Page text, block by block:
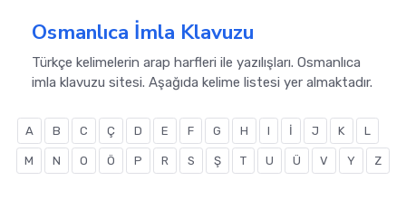
Osmanlıca İmla Klavuzu
Türkçe kelimelerin arap harfleri ile yazılışları. Osmanlıca
imla klavuzu sitesi. Aşağıda kelime listesi yer almaktadır.
A B C Ç D E F G H I İ J K L
M N O Ö P R S Ş T U Ü V Y Z